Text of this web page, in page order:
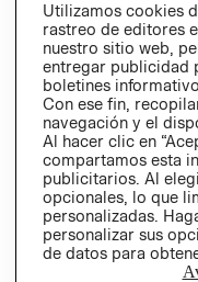
Colombia ($)
CAMBIAR REGIÓN
Utilizamos cookies
rastreo de editores
nuestro sitio web,
entregar publicidad
boletines
Con ese fin,
navegación y el
Al hacer clic en
compartamos esta
publicitarios. Al
opcionales, lo que
personalizadas.
personalizar sus
de datos para